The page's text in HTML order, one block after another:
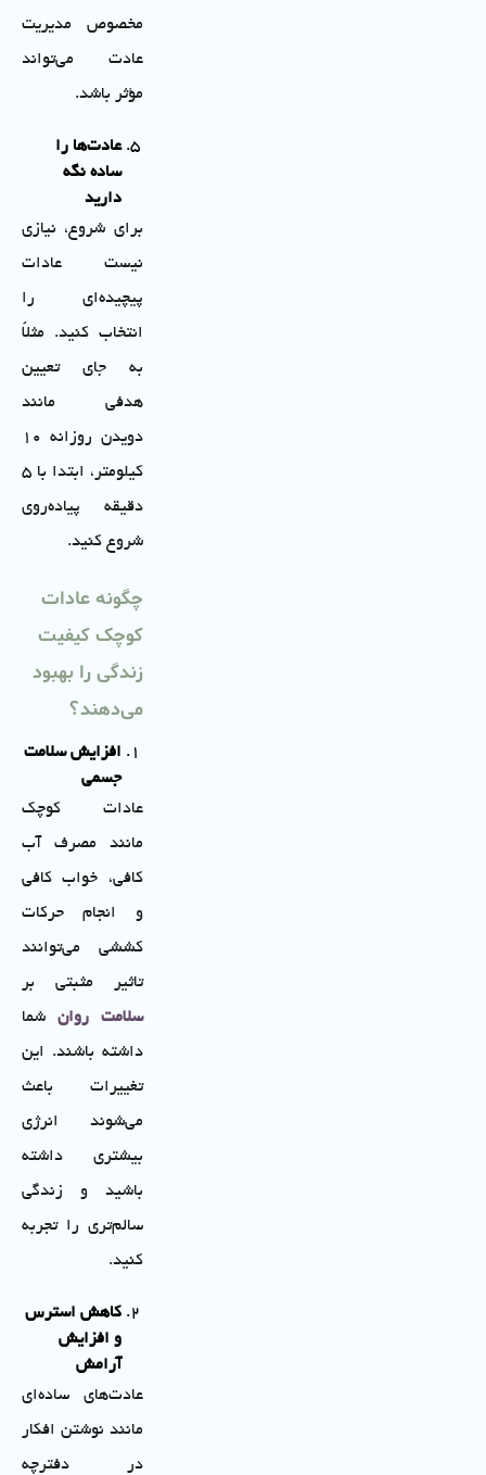
مخصوص مدیریت
عادت می‌تواند
مؤثر باشد.
عادت‌ها را
ساده نگه
دارید
برای شروع، نیازی
نیست عادات
پیچیده‌ای را
انتخاب کنید. مثلاً
به جای تعیین
هدفی مانند
دویدن روزانه ۱۰
کیلومتر، ابتدا با ۵
دقیقه پیاده‌روی
شروع کنید.
چگونه عادات
کوچک کیفیت
زندگی را بهبود
می‌دهند؟
افزایش سلامت
جسمی
عادات کوچک
مانند مصرف آب
کافی، خواب کافی
و انجام حرکات
کششی می‌توانند
تاثیر مثبتی بر
سلامت روان شما
داشته باشند. این
تغییرات باعث
می‌شوند انرژی
بیشتری داشته
باشید و زندگی
سالم‌تری را تجربه
کنید.
کاهش استرس
و افزایش
آرامش
عادت‌های ساده‌ای
مانند نوشتن افکار
در دفترچه